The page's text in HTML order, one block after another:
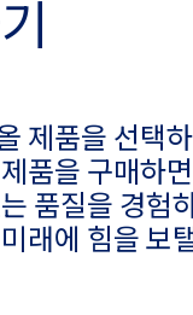
제품을 선택하
품을 구매하면
품질을 경험
래에 힘을 보